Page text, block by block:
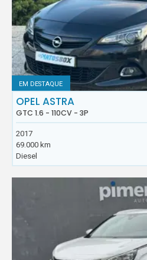
EM DESTAQUE
OPEL ASTRA
GTC 1.6 - 110CV - 3P
2017
69.000 km
Diesel